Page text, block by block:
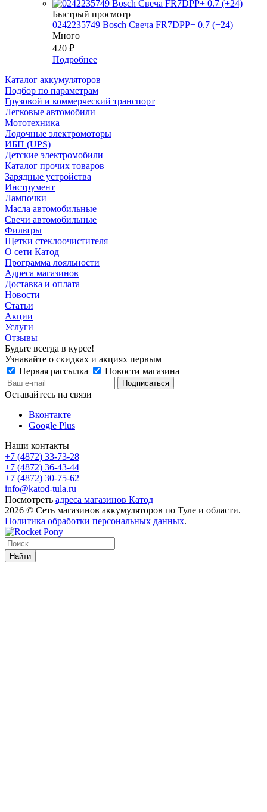
Быстрый просмотр
0242235749 Bosch Свеча FR7DPP+ 0.7 (+24)
Много
420 ₽
Подробнее
Каталог аккумуляторов
Подбор по параметрам
Грузовой и коммерческий транспорт
Легковые автомобили
Мототехника
Лодочные электромоторы
ИБП (UPS)
Детские электромобили
Каталог прочих товаров
Зарядные устройства
Инструмент
Лампочки
Масла автомобильные
Свечи автомобильные
Фильтры
Щетки стеклоочистителя
О сети Катод
Программа лояльности
Адреса магазинов
Доставка и оплата
Новости
Статьи
Акции
Услуги
Отзывы
Будьте всегда в курсе!
Узнавайте о скидках и акциях первым
Первая рассылка
Новости магазина
Оставайтесь на связи
Вконтакте
Google Plus
Наши контакты
+7 (4872) 33-73-28
+7 (4872) 36-43-44
+7 (4872) 30-75-62
info@katod-tula.ru
Посмотреть адреса магазинов Катод
2026 © Сеть магазинов аккумуляторов по Туле и области.
Политика обработки персональных данных.
Найти